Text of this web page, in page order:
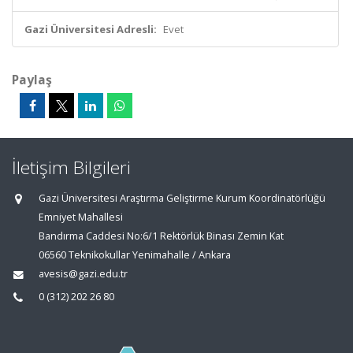
Gazi Üniversitesi Adresli: Evet
Paylaş
İletişim Bilgileri
Gazi Üniversitesi Araştırma Geliştirme Kurum Koordinatörlüğü
Emniyet Mahallesi
Bandırma Caddesi No:6/1 Rektörlük Binası Zemin Kat
06560 Teknikokullar Yenimahalle / Ankara
avesis@gazi.edu.tr
0 (312) 202 26 80